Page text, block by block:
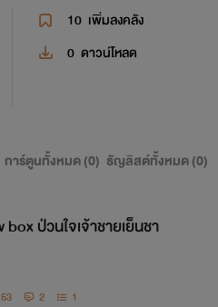
10 เพิ่มลงคลัง
0 ดาวน์โหลด
การ์ตูนทั้งหมด (0) ธัญลิสต์ทั้งหมด (0)
Shadow box ป่วนใจเจ้าชายเย็นชา
53 2 1